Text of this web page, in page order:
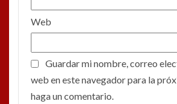
Web
Guardar mi nombre, correo
web en este navegador para la
haga un comentario.